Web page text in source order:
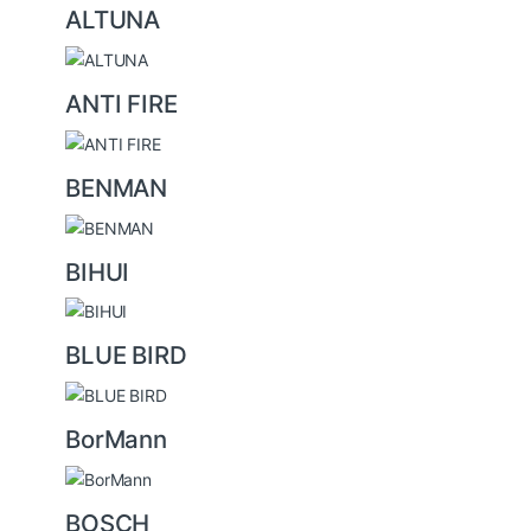
ALTUNA
ANTI FIRE
BENMAN
BIHUI
BLUE BIRD
BorMann
BOSCH